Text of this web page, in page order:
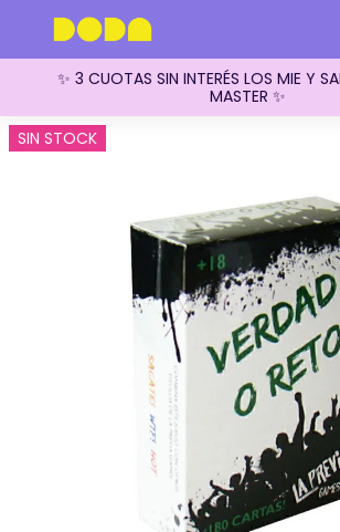
✨ 3 CUOTAS SIN INTERÉS LOS MIE Y
MASTER ✨
SIN STOCK